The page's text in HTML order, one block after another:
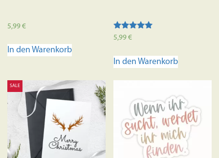
5,99€
In den Warenkorb
Bewertet mit
5,99€
In den Warenkorb
SALE